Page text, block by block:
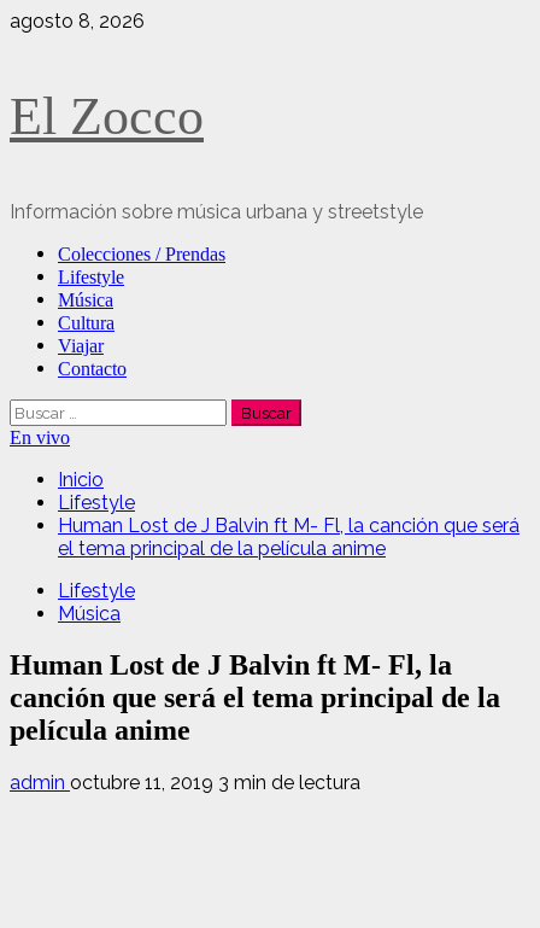
Saltar
agosto 8, 2026
El Zocco
Información sobre música urbana y streetstyle
Menú
principal
Colecciones / Prendas
Lifestyle
Música
Cultura
Viajar
Contacto
Buscar:
En vivo
Inicio
Lifestyle
Human Lost de J Balvin ft M- Fl, la canción que será
el tema principal de la película anime
Lifestyle
Música
Human Lost de J Balvin ft M- Fl, la
canción que será el tema principal de la
película anime
admin octubre 11, 2019 3 min de lectura